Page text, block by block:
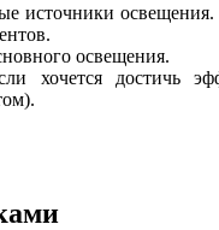
источники
освещения.
хочется достичь